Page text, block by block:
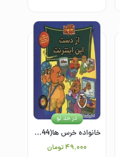
خانواده خرس ها(44)از دست اینترنت
۴۹٬۰۰۰تومان
در حد نو